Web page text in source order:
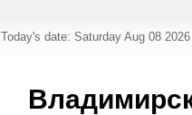
Today's date: Saturday Aug 08 2026